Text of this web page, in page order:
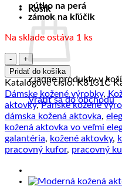
Košík
Žiadne produkty v
Vrátiť sa do obchodu
pútko na perá
zámok na kľúčik
Na sklade ostáva 1 ks
množstvo
Luxusná
kožená
aktovka
č.8131
v
čiernej
farbe
Pridať do košíka
Katalógové číslo:K8131Č
Dámske kožené výrobky,
aktovky,Pánske kožené
dámska kožená aktovka,
kožená aktovka vo veľmi
galantéria, kožené aktovky,
pracovný kufor, pracovný